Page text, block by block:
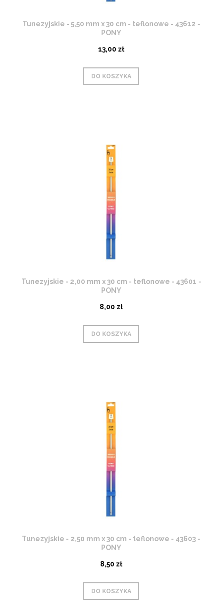
Tunezyjskie - 5,50 mm x 30 cm - teflonowe - 43612 -
PONY
13,00 zł
DO KOSZYKA
Tunezyjskie - 2,00 mm x 30 cm - teflonowe - 43601 -
PONY
8,00 zł
DO KOSZYKA
Tunezyjskie - 2,50 mm x 30 cm - teflonowe - 43603 -
PONY
8,50 zł
DO KOSZYKA